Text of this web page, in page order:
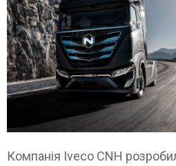
Компанія Iveco CNH